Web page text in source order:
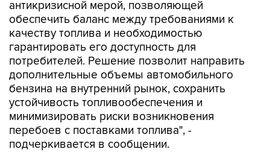
антикризисной мерой, позволяющей
обеспечить баланс между требованиями к
качеству топлива и необходимостью
гарантировать его доступность для
потребителей. Решение позволит направить
дополнительные объемы автомобильного
бензина на внутренний рынок, сохранить
устойчивость топливообеспечения и
минимизировать риски возникновения
перебоев с поставками топлива", -
подчеркивается в сообщении.